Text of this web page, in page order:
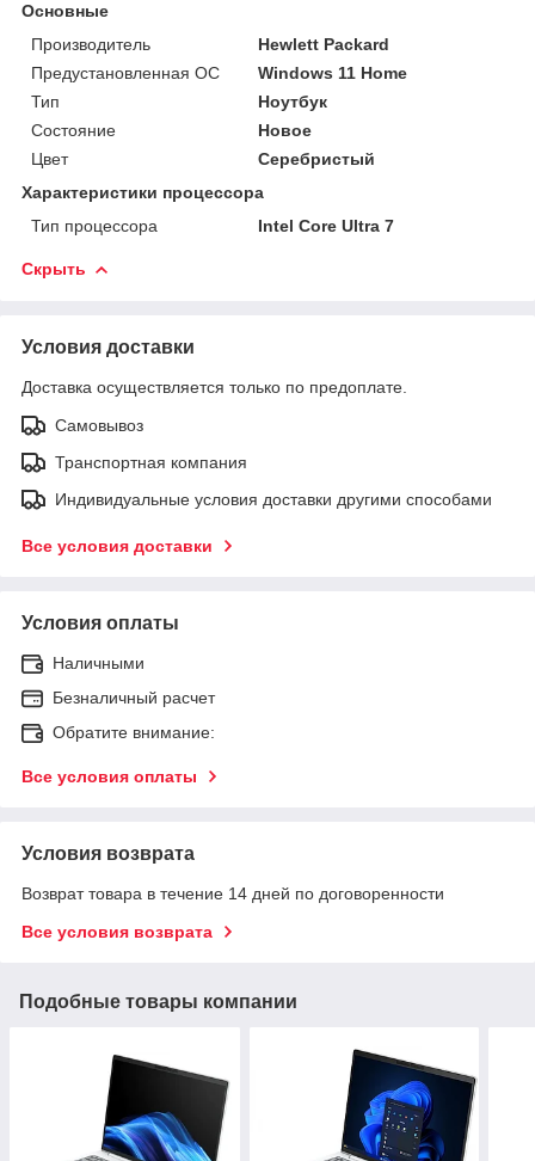
Основные
Производитель
Hewlett Packard
Предустановленная ОС
Windows 11 Home
Тип
Ноутбук
Состояние
Новое
Цвет
Серебристый
Характеристики процессора
Тип процессора
Intel Core Ultra 7
Скрыть
Условия доставки
Доставка осуществляется только по предоплате.
Самовывоз
Транспортная компания
Индивидуальные условия доставки другими способами
Все условия доставки
Условия оплаты
Наличными
Безналичный расчет
Обратите внимание:
Все условия оплаты
Условия возврата
Возврат товара в течение 14 дней по договоренности
Все условия возврата
Подобные товары компании